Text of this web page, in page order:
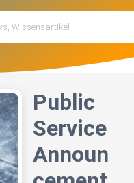
Public
Service
Announ